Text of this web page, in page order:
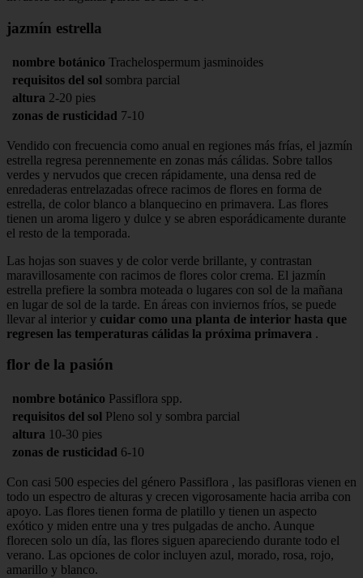
jazmín estrella
nombre botánico Trachelospermum jasminoides
requisitos del sol sombra parcial
altura 2-20 pies
zonas de rusticidad 7-10
Vendido con frecuencia como anual en regiones más frías, el jazmín
estrella regresa perennemente en zonas más cálidas. Sobre tallos
verdes y nervudos que crecen rápidamente, una densa red de
enredaderas entrelazadas ofrece racimos de flores en forma de
estrella, de color blanco a blanquecino en primavera. Las flores
tienen un aroma ligero y dulce y se abren esporádicamente durante
el resto de la temporada.
Las hojas son suaves y de color verde brillante, y contrastan
maravillosamente con racimos de flores color crema. El jazmín
estrella prefiere la sombra moteada o lugares con sol de la mañana
en lugar de sol de la tarde. En áreas con inviernos fríos, se puede
llevar al interior y cuidar como una planta de interior hasta que
regresen las temperaturas cálidas la próxima primavera .
flor de la pasión
nombre botánico Passiflora spp.
requisitos del sol Pleno sol y sombra parcial
altura 10-30 pies
zonas de rusticidad 6-10
Con casi 500 especies del género Passiflora , las pasifloras vienen en
todo un espectro de alturas y crecen vigorosamente hacia arriba con
apoyo. Las flores tienen forma de platillo y tienen un aspecto
exótico y miden entre una y tres pulgadas de ancho. Aunque
florecen solo un día, las flores siguen apareciendo durante todo el
verano. Las opciones de color incluyen azul, morado, rosa, rojo,
amarillo y blanco.